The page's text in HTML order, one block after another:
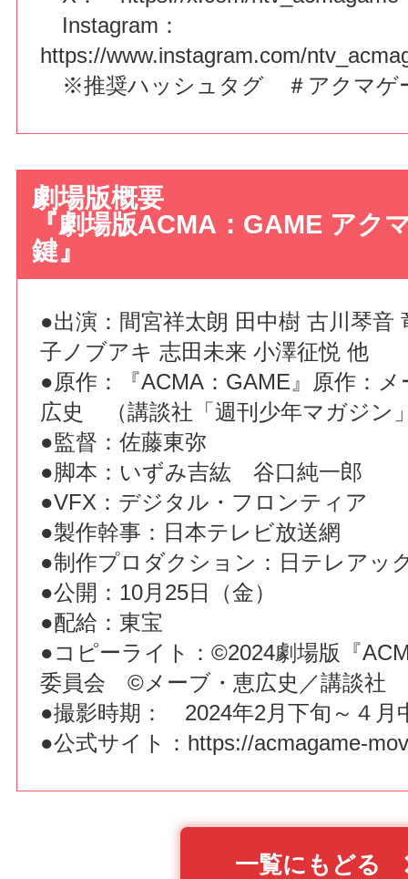
Instagram：
https://www.instagram.com/
※推奨ハッシュタグ ＃アクマゲ
劇場版概要
『劇場版ACMA：GAME アク
鍵』
●出演：間宮祥太朗 田中樹 古川琴音
子ノブアキ 志田未来 小澤征悦 他
●原作：『ACMA：GAME』原作：
広史 （講談社「週刊少年マガジン
●監督：佐藤東弥
●脚本：いずみ吉紘 谷口純一郎
●VFX：デジタル・フロンティア
●製作幹事：日本テレビ放送網
●制作プロダクション：日テレアッ
●公開：10月25日（金）
●配給：東宝
●コピーライト：©2024劇場版『
委員会 ©メーブ・恵広史／講談社
●撮影時期： 2024年2月下旬～４月
●公式サイト： https://acmagame-
一覧にもどる